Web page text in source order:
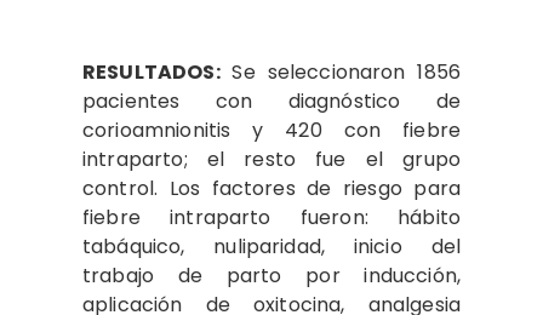
RESULTADOS:Se seleccionaron 1856
pacientes con diagnóstico de
corioamnionitis y 420 con fiebre
intraparto; el resto fue el grupo
control. Los factores de riesgo para
fiebre intraparto fueron: hábito
tabáquico, nuliparidad, inicio del
trabajo de parto por inducción,
aplicación de oxitocina, analgesia